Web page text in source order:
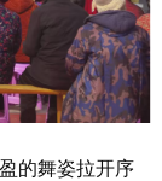
的舞姿拉开序